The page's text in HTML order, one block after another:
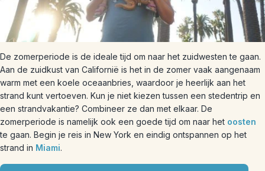
De zomerperiode is de ideale tijd om naar het zuidwesten te gaan.
Aan de zuidkust van Californië is het in de zomer vaak aangenaam
warm met een koele oceaanbries, waardoor je heerlijk aan het
strand kunt vertoeven. Kun je niet kiezen tussen een stedentrip en
een strandvakantie? Combineer ze dan met elkaar. De
zomerperiode is namelijk ook een goede tijd om naar het oosten
te gaan. Begin je reis in New York en eindig ontspannen op het
strand in Miami.